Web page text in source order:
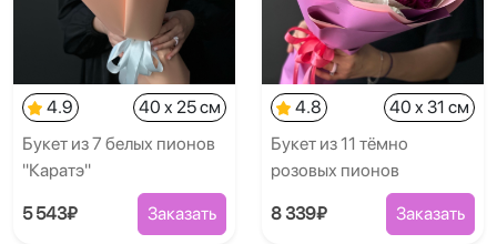
4.9
40 x 25 см
Букет из 7 белых пионов
"Каратэ"
5 543₽ Заказать
4.8
40 x 31 см
Букет из 11 тёмно
розовых пионов
8 339₽ Заказать